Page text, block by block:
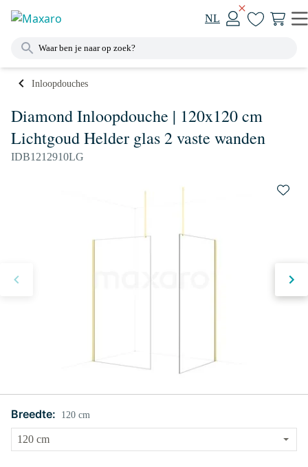
NL
Inloopdouches
Diamond Inloopdouche | 120x120 cm
Lichtgoud Helder glas 2 vaste wanden
IDB1212910LG
Breedte: 120 cm